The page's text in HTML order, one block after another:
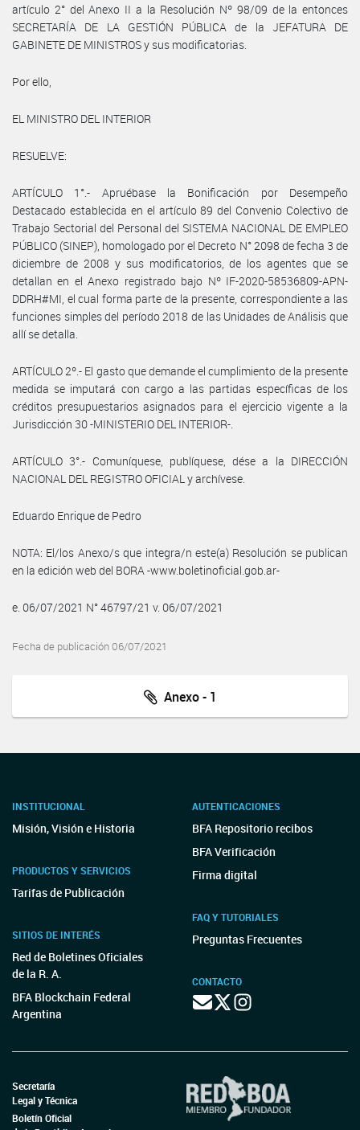
artículo 2° del Anexo II a la Resolución Nº 98/09 de la entonces
SECRETARÍA DE LA GESTIÓN PÚBLICA de la JEFATURA DE
GABINETE DE MINISTROS y sus modificatorias.
Por ello,
EL MINISTRO DEL INTERIOR
RESUELVE:
ARTÍCULO 1°.- Apruébase la Bonificación por Desempeño
Destacado establecida en el artículo 89 del Convenio Colectivo de
Trabajo Sectorial del Personal del SISTEMA NACIONAL DE EMPLEO
PÚBLICO (SINEP), homologado por el Decreto N° 2098 de fecha 3 de
diciembre de 2008 y sus modificatorios, de los agentes que se
detallan en el Anexo registrado bajo Nº IF-2020-58536809-APN-
DDRH#MI, el cual forma parte de la presente, correspondiente a las
funciones simples del período 2018 de las Unidades de Análisis que
allí se detalla.
ARTÍCULO 2º.- El gasto que demande el cumplimiento de la presente
medida se imputará con cargo a las partidas específicas de los
créditos presupuestarios asignados para el ejercicio vigente a la
Jurisdicción 30 -MINISTERIO DEL INTERIOR-.
ARTÍCULO 3°.- Comuníquese, publíquese, dése a la DIRECCIÓN
NACIONAL DEL REGISTRO OFICIAL y archívese.
Eduardo Enrique de Pedro
NOTA: El/los Anexo/s que integra/n este(a) Resolución se publican
en la edición web del BORA -www.boletinoficial.gob.ar-
e. 06/07/2021 N° 46797/21 v. 06/07/2021
Fecha de publicación 06/07/2021
Anexo - 1
INSTITUCIONAL
Misión, Visión e Historia
PRODUCTOS Y SERVICIOS
Tarifas de Publicación
SITIOS DE INTERÉS
Red de Boletines Oficiales
de la R. A.
BFA Blockchain Federal
Argentina
AUTENTICACIONES
BFA Repositorio recibos
BFA Verificación
Firma digital
FAQ Y TUTORIALES
Preguntas Frecuentes
CONTACTO
Secretaría
Legal y Técnica
Boletín Oficial